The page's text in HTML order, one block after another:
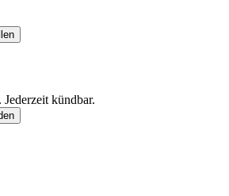
kündbar.